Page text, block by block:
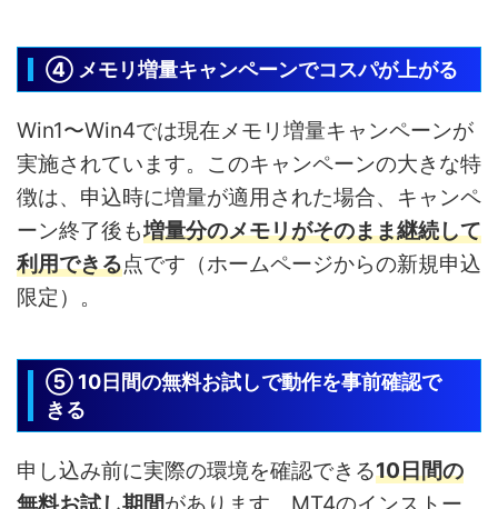
④ メモリ増量キャンペーンでコスパが上がる
Win1〜Win4では現在メモリ増量キャンペーンが
実施されています。このキャンペーンの大きな特
徴は、申込時に増量が適用された場合、キャンペ
ーン終了後も増量分のメモリがそのまま継続して
利用できる点です（ホームページからの新規申込
限定）。
⑤ 10日間の無料お試しで動作を事前確認で
きる
申し込み前に実際の環境を確認できる10日間の